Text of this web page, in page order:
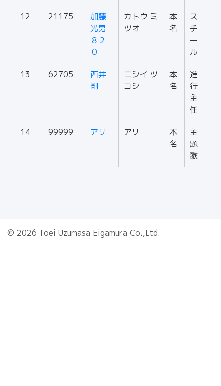
12 21175
加藤
光男
８２
０
カトウ ミ
ツオ
本
名
ス
チ
ー
ル
13 62705
西井
剛
ニシイ ツ
ヨシ
本
名
進
行
主
任
14 99999 アリ アリ
本
名
主
題
歌
© 2026 Toei Uzumasa Eigamura Co.,Ltd.